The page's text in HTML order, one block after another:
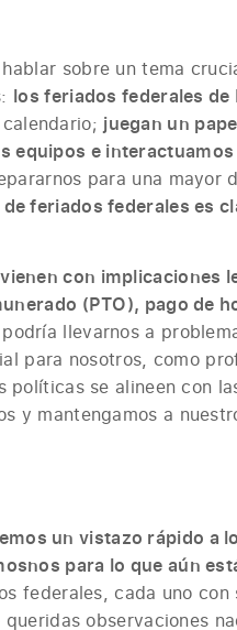
sobre un tema
los feriados federales de
juegan un
equipos e
para una mayor
feriados federales es
con implicaciones
(PTO), pago de
llevarnos a
para nosotros, como
políticas se alineen con
y mantengamos a
un vistazo rápido a
para lo que aún
federales, cada uno con
observaciones